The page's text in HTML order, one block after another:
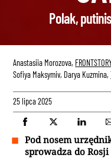
Polak,
Anastasiia Morozova,
Sofiya Maksymiv⁩, ⁨Darya Kuzmina,
25 lipca 2025
Pod nosem
sprowadza do